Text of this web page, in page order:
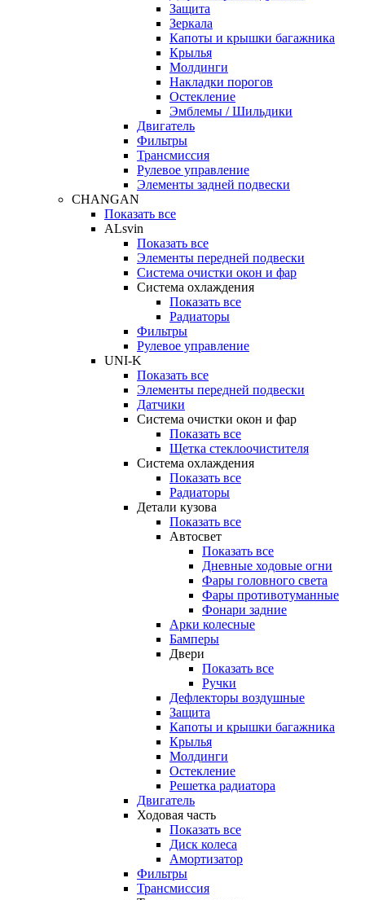
Защита
Зеркала
Капоты и крышки багажника
Крылья
Молдинги
Накладки порогов
Остекление
Эмблемы / Шильдики
Двигатель
Фильтры
Трансмиссия
Рулевое управление
Элементы задней подвески
CHANGAN
Показать все
ALsvin
Показать все
Элементы передней подвески
Система очистки окон и фар
Система охлаждения
Показать все
Радиаторы
Фильтры
Рулевое управление
UNI-K
Показать все
Элементы передней подвески
Датчики
Система очистки окон и фар
Показать все
Щетка стеклоочистителя
Система охлаждения
Показать все
Радиаторы
Детали кузова
Показать все
Автосвет
Показать все
Дневные ходовые огни
Фары головного света
Фары противотуманные
Фонари задние
Арки колесные
Бамперы
Двери
Показать все
Ручки
Дефлекторы воздушные
Защита
Капоты и крышки багажника
Крылья
Молдинги
Остекление
Решетка радиатора
Двигатель
Ходовая часть
Показать все
Диск колеса
Амортизатор
Фильтры
Трансмиссия